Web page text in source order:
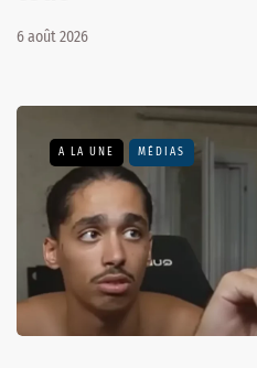
6 août 2026
A LA UNE MÉDIAS